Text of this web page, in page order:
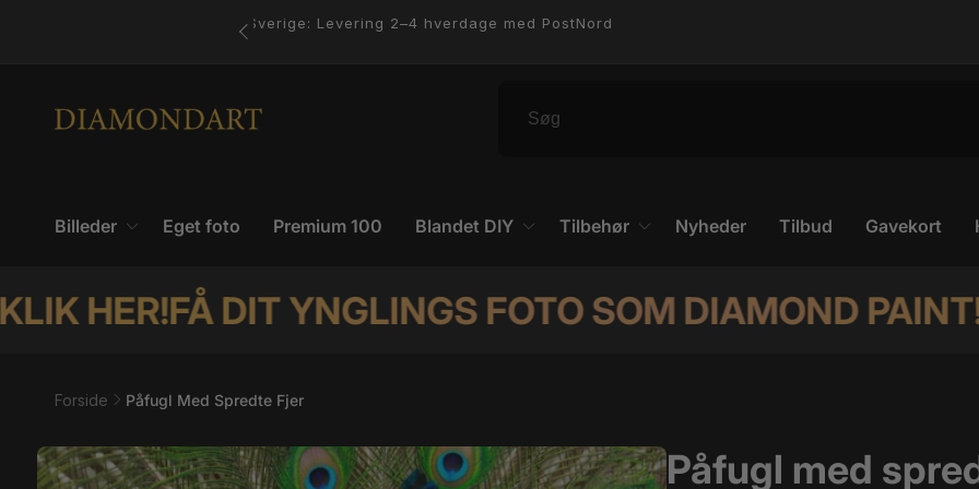
Billeder Eget foto Premium 100 Blandet DIY Tilbehør Nyheder Tilbud Gavekort
FÅ DIT YNGLINGS FOTO SOM DIAMOND PAINT! KLIK
Forside Påfugl Med Spredte Fjer
Gå til
produktoplysninger
Påfugl med